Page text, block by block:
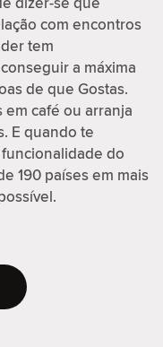
com encontros
tem
a máxima
de que Gostas.
café ou arranja
E quando te
do
190 países em mais